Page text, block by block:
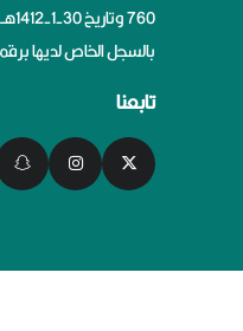
بالسجل الخاص لديها برقم 367 بتاريخ 18-7-
تابعنا